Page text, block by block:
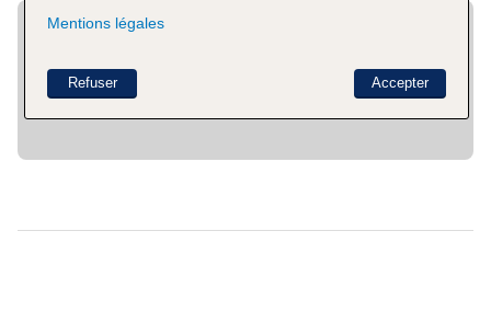
Mentions légales
Accepter
Refuser